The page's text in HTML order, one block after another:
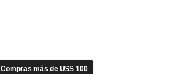
Compras más de U$S 100